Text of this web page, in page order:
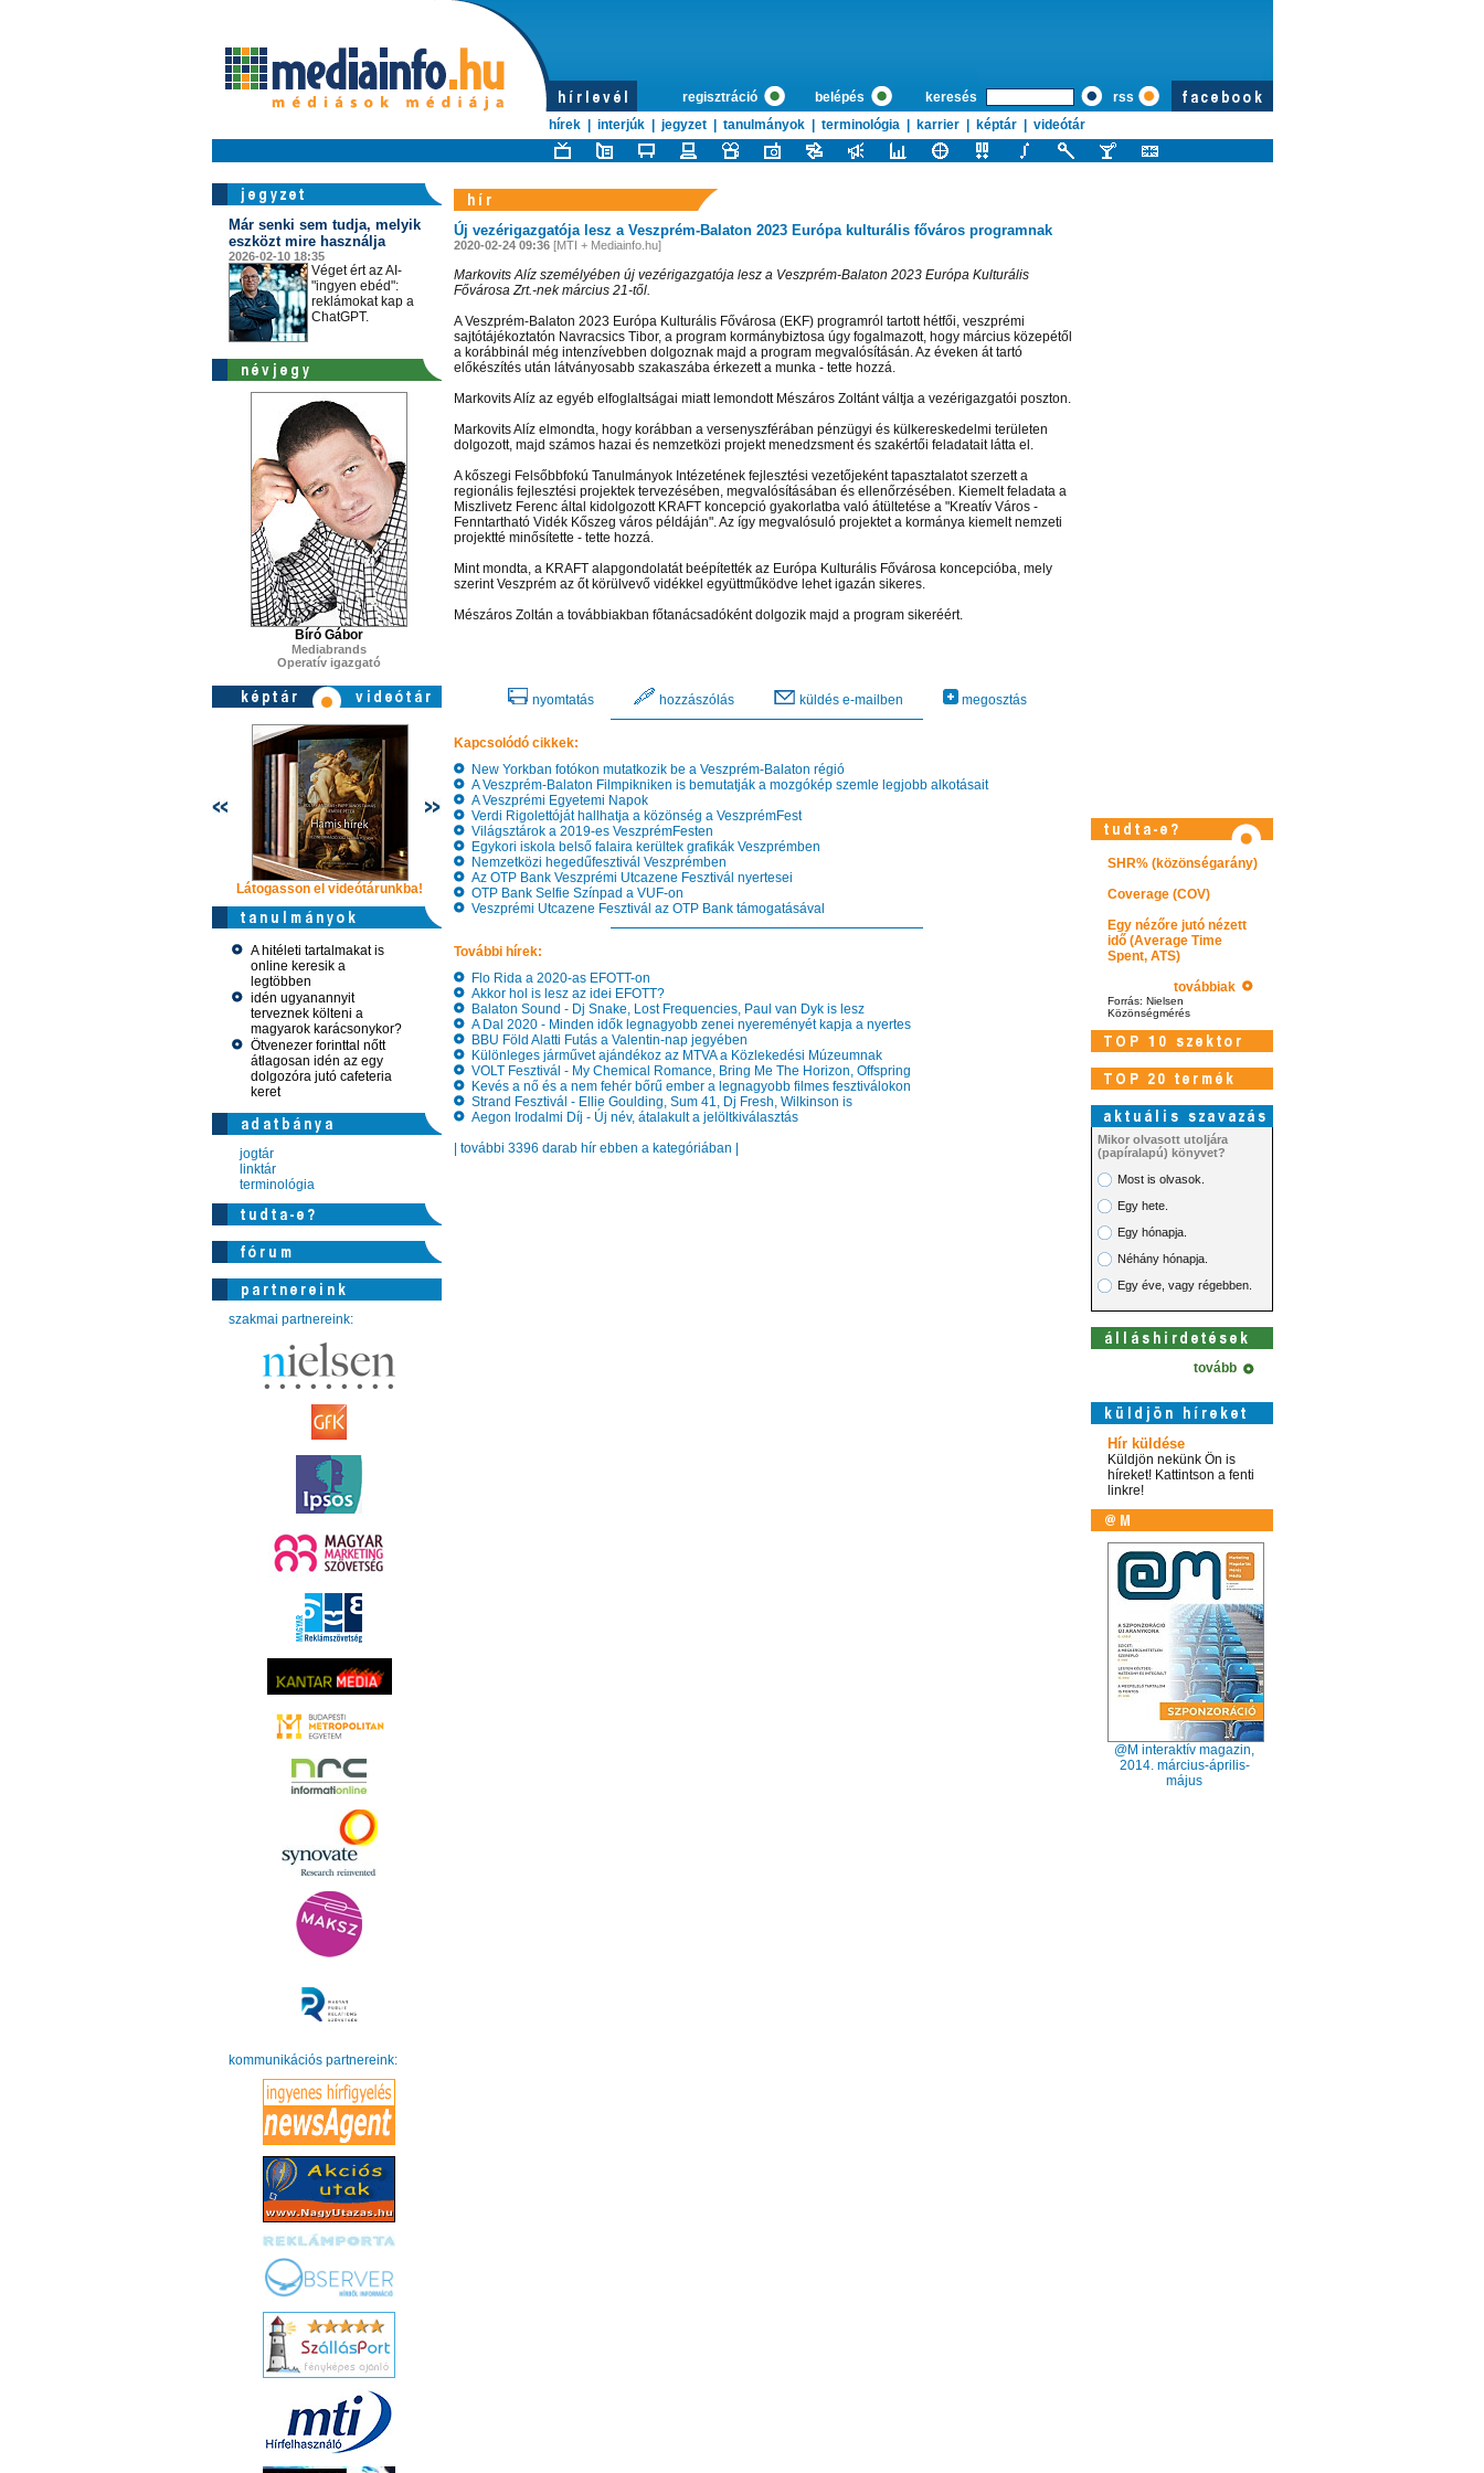
regisztráció belépés keresés
rss
hírek
interjúk jegyzet tanulmányok terminológia karrier képtár videótár
Már senki sem tudja, melyik
eszközt mire használja
2026-02-10 18:35
Véget ért az AI-
"ingyen ebéd":
reklámokat kap a
ChatGPT.
Bíró Gábor
Mediabrands
Operatív igazgató
Látogasson el videótárunkba! Látogasson el videótárunkba!Látogasson el videótárunkba! Látogasson el videótárunkba!
A hitéleti tartalmakat is
online keresik a
legtöbben
idén ugyanannyit
terveznek költeni a
magyarok karácsonykor?
Ötvenezer forinttal nőtt
átlagosan idén az egy
dolgozóra jutó cafeteria
keret
jogtár
linktár
terminológia
szakmai partnereink:
kommunikációs partnereink:
Új vezérigazgatója lesz a Veszprém-Balaton 2023 Európa kulturális főváros programnak
2020-02-24 09:36[MTI + Mediainfo.hu]
Markovits Alíz személyében új vezérigazgatója lesz a Veszprém-Balaton 2023 Európa Kulturális
Fővárosa Zrt.-nek március 21-től.
A Veszprém-Balaton 2023 Európa Kulturális Fővárosa (EKF) programról tartott hétfői, veszprémi
sajtótájékoztatón Navracsics Tibor, a program kormánybiztosa úgy fogalmazott, hogy március közepétől
a korábbinál még intenzívebben dolgoznak majd a program megvalósításán. Az éveken át tartó
előkészítés után látványosabb szakaszába érkezett a munka - tette hozzá.
Markovits Alíz az egyéb elfoglaltságai miatt lemondott Mészáros Zoltánt váltja a vezérigazgatói poszton.
Markovits Alíz elmondta, hogy korábban a versenyszférában pénzügyi és külkereskedelmi területen
dolgozott, majd számos hazai és nemzetközi projekt menedzsment és szakértői feladatait látta el.
A kőszegi Felsőbbfokú Tanulmányok Intézetének fejlesztési vezetőjeként tapasztalatot szerzett a
regionális fejlesztési projektek tervezésében, megvalósításában és ellenőrzésében. Kiemelt feladata a
Miszlivetz Ferenc által kidolgozott KRAFT koncepció gyakorlatba való átültetése a "Kreatív Város -
Fenntartható Vidék Kőszeg város példáján". Az így megvalósuló projektet a kormánya kiemelt nemzeti
projektté minősítette - tette hozzá.
Mint mondta, a KRAFT alapgondolatát beépítették az Európa Kulturális Fővárosa koncepcióba, mely
szerint Veszprém az őt körülvevő vidékkel együttműködve lehet igazán sikeres.
Mészáros Zoltán a továbbiakban főtanácsadóként dolgozik majd a program sikeréért.
nyomtatás hozzászólás küldés e-mailben megosztás
Kapcsolódó cikkek:
New Yorkban fotókon mutatkozik be a Veszprém-Balaton régió
A Veszprém-Balaton Filmpikniken is bemutatják a mozgókép szemle legjobb alkotásait
A Veszprémi Egyetemi Napok
Verdi Rigolettóját hallhatja a közönség a VeszprémFest
Világsztárok a 2019-es VeszprémFesten
Egykori iskola belső falaira kerültek grafikák Veszprémben
Nemzetközi hegedűfesztivál Veszprémben
Az OTP Bank Veszprémi Utcazene Fesztivál nyertesei
OTP Bank Selfie Színpad a VUF-on
Veszprémi Utcazene Fesztivál az OTP Bank támogatásával
További hírek:
Flo Rida a 2020-as EFOTT-on
Akkor hol is lesz az idei EFOTT?
Balaton Sound - Dj Snake, Lost Frequencies, Paul van Dyk is lesz
A Dal 2020 - Minden idők legnagyobb zenei nyereményét kapja a nyertes
BBU Föld Alatti Futás a Valentin-nap jegyében
Különleges járművet ajándékoz az MTVA a Közlekedési Múzeumnak
VOLT Fesztivál - My Chemical Romance, Bring Me The Horizon, Offspring
Kevés a nő és a nem fehér bőrű ember a legnagyobb filmes fesztiválokon
Strand Fesztivál - Ellie Goulding, Sum 41, Dj Fresh, Wilkinson is
Aegon Irodalmi Díj - Új név, átalakult a jelöltkiválasztás
| további 3396 darab hír ebben a kategóriában |
SHR% (közönségarány)
Coverage (COV)
Egy nézőre jutó nézett
idő (Average Time
Spent, ATS)
továbbiak
Forrás: Nielsen
Közönségmérés
Mikor olvasott utoljára
(papíralapú) könyvet?
Most is olvasok.
Egy hete.
Egy hónapja.
Néhány hónapja.
Egy éve, vagy régebben.
tovább
Hír küldése
Küldjön nekünk Ön is
híreket! Kattintson a fenti
linkre!
@M interaktív magazin,
2014. március-április-
május